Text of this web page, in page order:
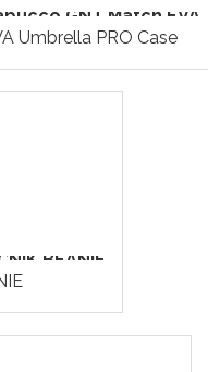
GNT Match
Umbrella PRO Case
BEANIE